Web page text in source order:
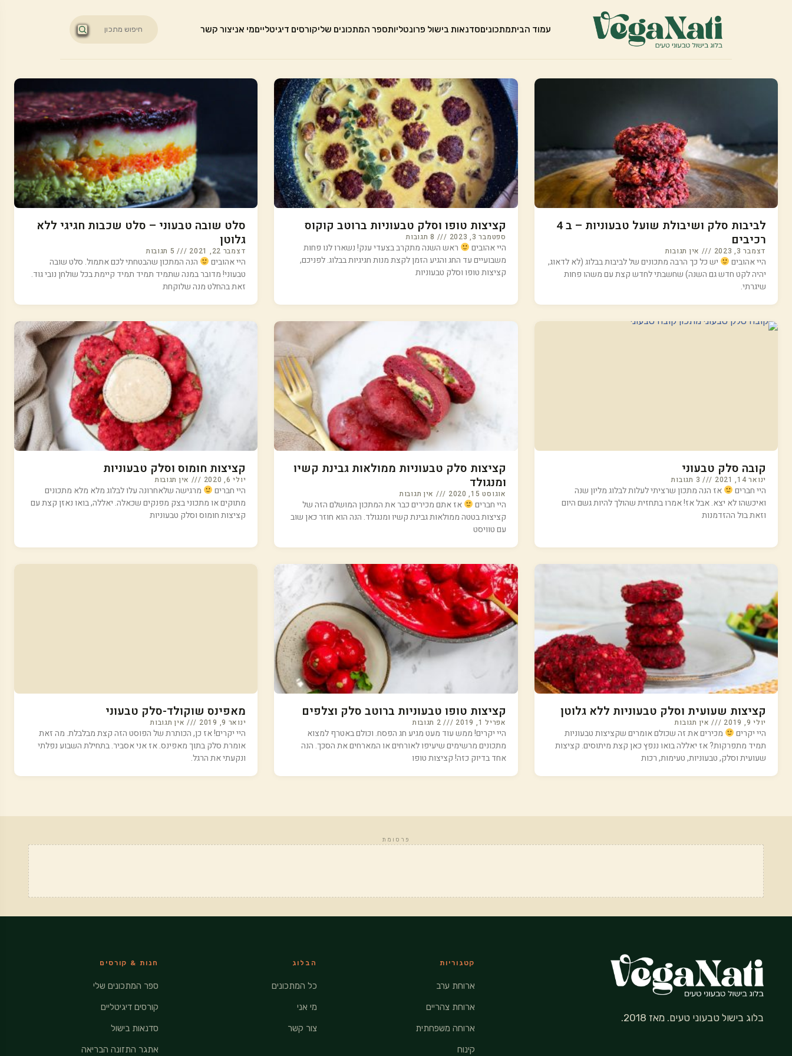
עמוד הביתמתכוניםסדנאות בישול פרונטליותספר המתכונים שליקורסים דיגיטלייםמי אניצור קשר
לביבות סלק ושיבולת שועל טבעוניות – ב 4
רכיבים
דצמבר 3, 2023 אין תגובות
היי אהובים
יש כל כך הרבה מתכונים של לביבות בבלוג (לא לדאוג,
יהיה לקט חדש גם השנה) שחשבתי לחדש קצת עם משהו פחות
שיגרתי.
קציצות טופו וסלק טבעוניות ברוטב קוקוס
ספטמבר 3, 2023
היי אהובים
ראש השנה מתקרב בצעדי ענק! נשארו לנו פחות
משבועיים עד החג והגיע הזמן לקצת מנות חגיגיות בבלוג. לפניכם,
קציצות טופו וסלק טבעוניות
סלט שובה טבעוני – סלט שכבות חגיגי ללא
גלוטן
דצמבר 22, 2021 5 תגובות
היי אהובים
הנה המתכון שהבטחתי לכם אתמול. סלט שובה
טבעוני! מדובר במנה שתמיד תמיד תמיד קיימת בכל שולחן נובי גוד.
זאת בהחלט מנה שלוקחת
קובה סלק טבעוני
ינואר 14, 2021
היי חברים
אז הנה מתכון שרציתי לעלות לבלוג מליון שנה
ואיכשהו לא יצא. אבל אז! אמרו בתחזית שהולך להיות גשם היום
וזאת בול ההזדמנות
קציצות סלק טבעוניות ממולאות גבינת קשיו
ומנגולד
אוגוסט 15, 2020 אין תגובות
היי חברים
אז אתם מכירים כבר את המתכון המושלם הזה של
קציצות בטטה ממולאות גבינת קשיו ומנגולד. הנה הוא חוזר כאן שוב
עם טוויסט
קציצות חומוס וסלק טבעוניות
יולי 6, 2020 אין תגובות
היי חברים
מרגישה שלאחרונה עלו לבלוג מלא מלא מתכונים
מתוקים או מתכוני בצק מפנקים שכאלה. יאללה, בואו נאזן קצת עם
קציצות חומוס וסלק טבעוניות
קציצות שעועית וסלק טבעוניות ללא גלוטן
יולי 9, 2019 אין תגובות
היי יקרים
מכירים את זה שכולם אומרים שקציצות טבעוניות
תמיד מתפרקות? אז יאללה בואו ננפץ כאן קצת מיתוסים. קציצות
שעועית וסלק, טבעוניות, טעימות, רכות
קציצות טופו טבעוניות ברוטב סלק וצלפים
אפריל 1, 2019 2 תגובות
היי יקרים! ממש עוד מעט מגיע חג הפסח. וכולם באטרף למצוא
מתכונים מרשימים שיעיפו לאורחים או המארחים את הסכך. הנה
אחד בדיוק כזה! קציצות טופו
מאפינס שוקולד-סלק טבעוני
ינואר 9, 2019 אין תגובות
היי יקרים! אז כן, הכותרת של הפוסט הזה קצת מבלבלת. מה זאת
אומרת סלק בתוך מאפינס. אז אני אסביר. בתחילת השבוע נפלתי
ונקעתי את הרגל.
פרסומת
בלוג בישול טבעוני טעים. מאז 2018.
קטגוריות
ארוחת ערב
ארוחת צהריים
ארוחה משפחתית
קינוח
הבלוג
כל המתכונים
מי אני
צור קשר
חנות & קורסים
ספר המתכונים שלי
קורסים דיגיטליים
סדנאות בישול
אתגר התזונה הבריאה